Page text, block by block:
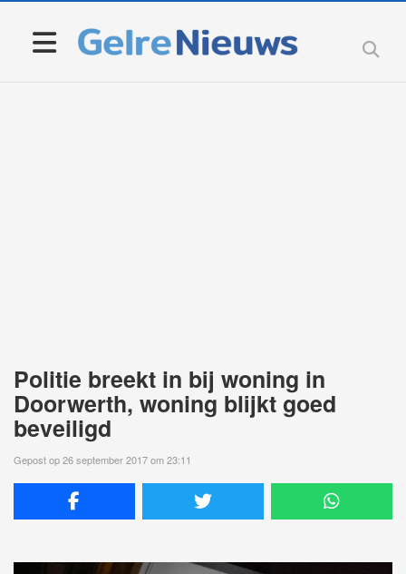
Politie breekt in bij woning in
Doorwerth, woning blijkt goed
beveiligd
Gepost op 26 september 2017 om 23:11